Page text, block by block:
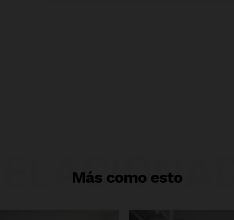
Más como esto